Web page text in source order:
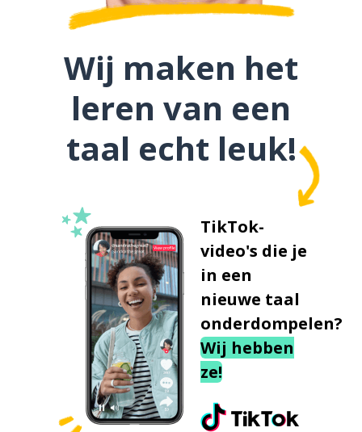
Wij maken het
leren van een
taal echt leuk!
TikTok-
video's die je
in een
nieuwe taal
onderdompelen?
Wij hebben
ze!